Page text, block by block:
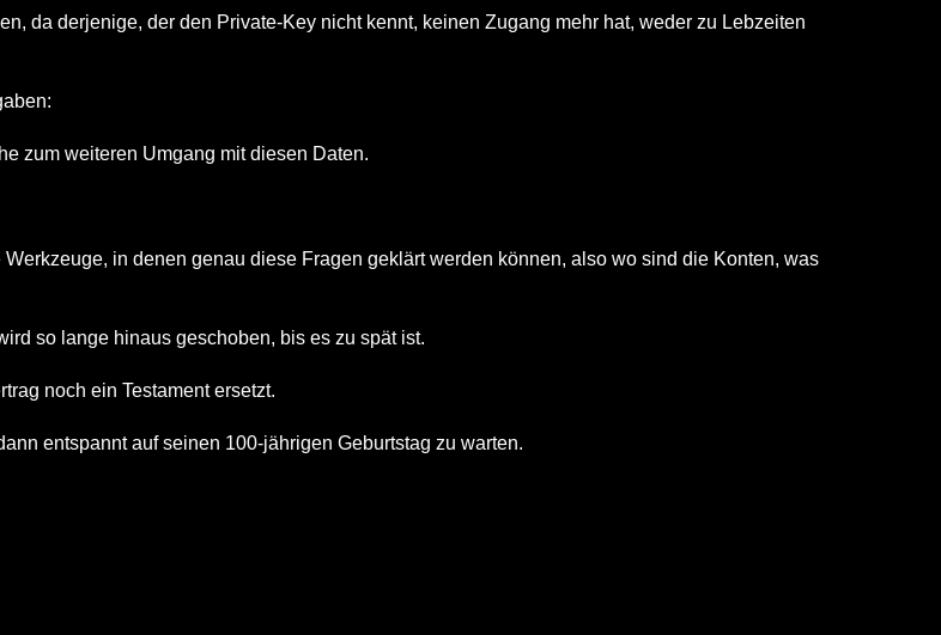
da derjenige, der den Private-Key nicht kennt, keinen Zugang mehr hat, weder zu Lebzeiten
zum weiteren Umgang mit diesen Daten.
in denen genau diese Fragen geklärt werden können, also wo sind die Konten, was
so lange hinaus geschoben, bis es zu spät ist.
noch ein Testament ersetzt.
entspannt auf seinen 100-jährigen Geburtstag zu warten.